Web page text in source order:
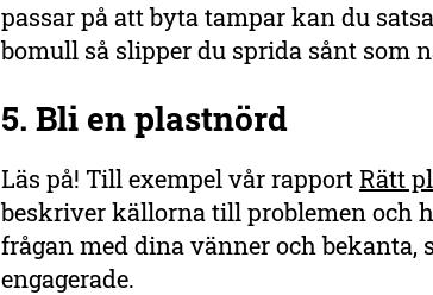
passar på att byta tampar kan du
bomull så slipper du sprida sånt som
5. Bli en plastnörd
Läs på! Till exempel vår rapportRätt
beskriver källorna till problemen och
frågan med dina vänner och
engagerade.